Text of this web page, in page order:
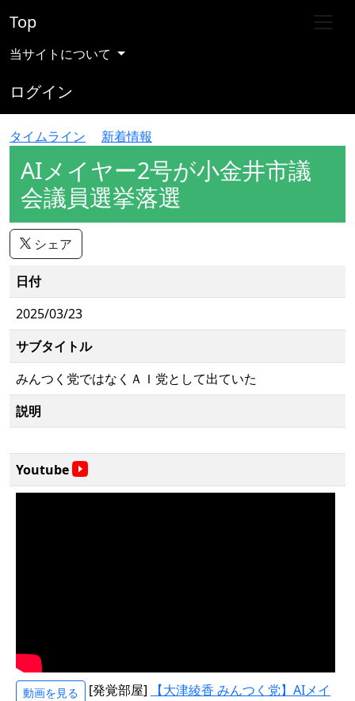
Top
当サイトについて
ログイン
タイムライン 新着情報
AIメイヤー2号が小金井市議
会議員選挙落選
シェア
日付
2025/03/23
サブタイトル
みんつく党ではなくＡＩ党として出ていた
説明
Youtube
動画を見る [発覚部屋]
【大津綾香 みんつく党】AIメイ